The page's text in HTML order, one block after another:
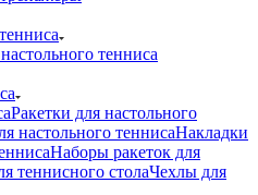
тенниса
Ракетки для настольного
настольного теннисаНакладки
Наборы ракеток для
теннисного столаЧехлы для